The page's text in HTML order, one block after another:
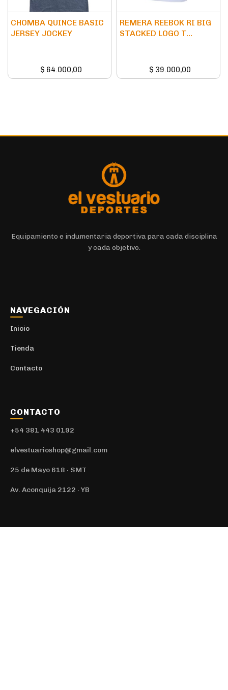
CHOMBA QUINCE BASIC
JERSEY JOCKEY
$ 64.000,00
REMERA REEBOK RI BIG
STACKED LOGO T...
$ 39.000,00
Equipamiento e indumentaria deportiva para cada disciplina
y cada objetivo.
NAVEGACIÓN
Inicio
Tienda
Contacto
CONTACTO
+54 381 443 0192
elvestuarioshop@gmail.com
25 de Mayo 618 · SMT
Av. Aconquija 2122 · YB